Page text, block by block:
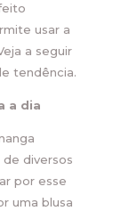
usar a
a seguir
tendência.
a dia
diversos
por esse
uma blusa